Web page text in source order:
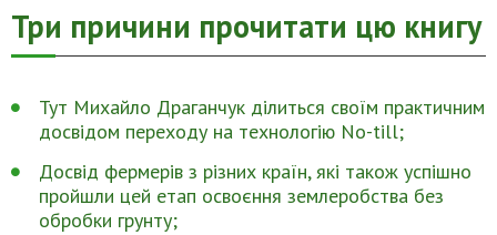
Три причини прочитати цю книгу
Тут Михайло Драганчук ділиться своїм практичним
досвідом переходу на технологію No-till;
Досвід фермерів з різних країн, які також успішно
пройшли цей етап освоєння землеробства без
обробки грунту;